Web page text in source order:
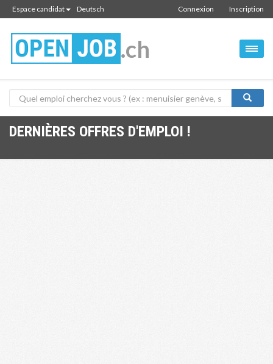
Espace candidat Deutsch Inscription
Connexion
.ch
DERNIÈRES OFFRES D'EMPLOI !